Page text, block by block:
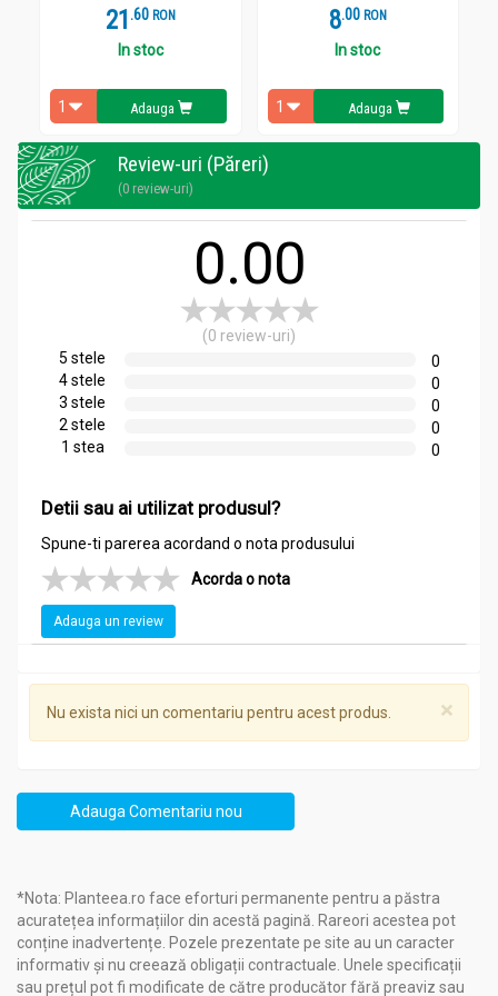
21 .6 RON
In stoc
Adauga
8.0 RON
In stoc
Adauga
Review-uri (Păreri)
(0 review-uri)
0.00
(0 review-uri)
5 stele
0
4 stele
0
3 stele
0
2 stele
0
1 stea
0
Detii sau ai utilizat produsul?
Spune-ti parerea acordand o nota produsului
Acorda o nota
Adauga un review
×
Nu exista nici un comentariu pentru acest produs.
Adauga Comentariu nou
*Nota: Planteea.ro face eforturi permanente pentru a păstra
acuratețea informațiilor din acestă pagină. Rareori acestea pot
conține inadvertențe. Pozele prezentate pe site au un caracter
informativ și nu creează obligații contractuale. Unele specificații
sau prețul pot fi modificate de către producător fără preaviz sau